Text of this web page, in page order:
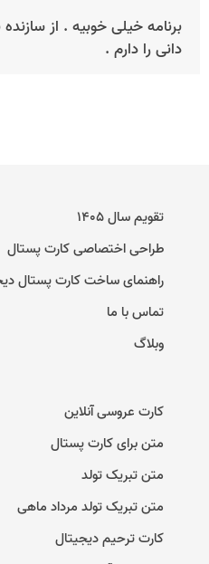
برنامه خیلی خوبیه . از
دانی را دارم .
تقویم سال ۱۴۰۵
طراحی اختصاصی کارت پستال
راهنمای ساخت کارت پستال
تماس با ما
وبلاگ
کارت عروسی آنلاین
متن برای کارت پستال
متن تبریک تولد
متن تبریک تولد مرداد ماهی
کارت ترحیم دیجیتال